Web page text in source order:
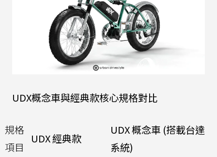
UDX概念車與經典款核心規格對比
規格
項目
UDX 經典款
UDX 概念車 (搭載台達
系統)